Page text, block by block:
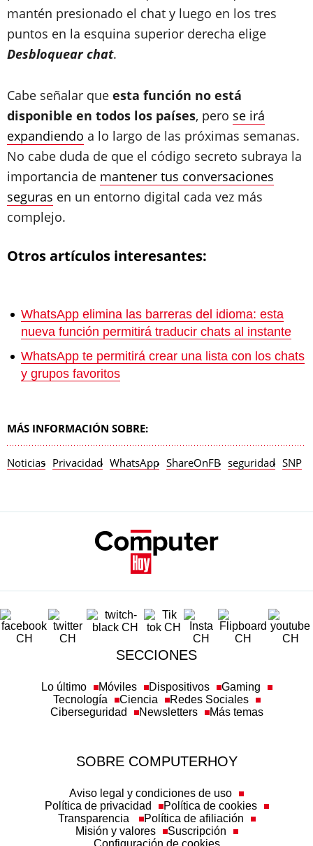
mantén presionado el chat y luego en los tres
puntos en la esquina superior derecha elige
Desbloquear chat.
Cabe señalar que esta función no está
disponible en todos los países, pero se irá
expandiendo a lo largo de las próximas semanas.
No cabe duda de que el código secreto subraya la
importancia de mantener tus conversaciones
seguras en un entorno digital cada vez más
complejo.
Otros artículos interesantes:
WhatsApp elimina las barreras del idioma: esta
nueva función permitirá traducir chats al instante
WhatsApp te permitirá crear una lista con los chats
y grupos favoritos
MÁS INFORMACIÓN SOBRE:
Noticias Privacidad WhatsApp ShareOnFB seguridad SNP
SECCIONES
Lo último Móviles Dispositivos
Gaming
Tecnología
Ciencia
Redes Sociales
Ciberseguridad
Newsletters Más temas
SOBRE COMPUTERHOY
Aviso legal y condiciones de uso
Política de privacidad
Política de cookies
Transparencia
Política de afiliación
Misión y valores
Suscripción
Configuración de cookies